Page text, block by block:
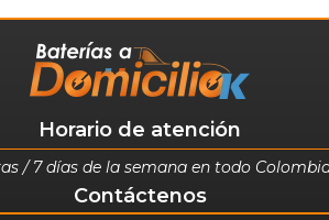
Horario de atención
/ 7 días de la semana en todo
Contáctenos